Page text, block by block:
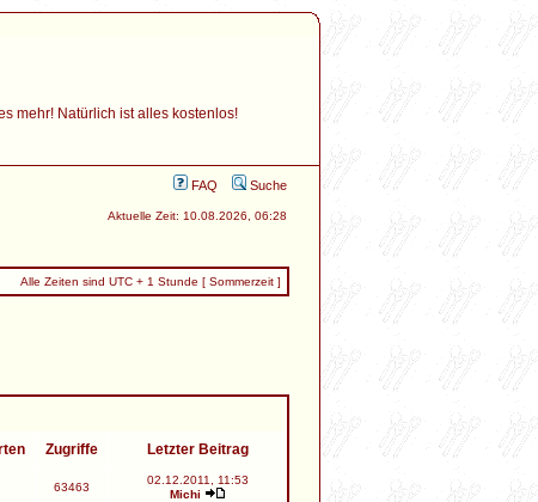
mehr! Natürlich ist alles kostenlos!
FAQ Suche
Aktuelle Zeit: 10.08.2026, 06:28
Alle Zeiten sind UTC + 1 Stunde [ Sommerzeit ]
Zugriffe Letzter Beitrag
63463
02.12.2011, 11:53
Michi